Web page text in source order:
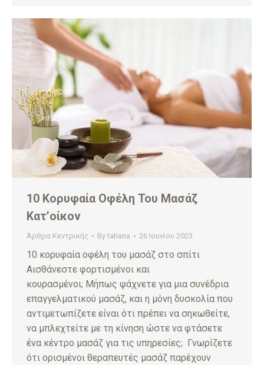
10 Κορυφαία Οφέλη Του Μασάζ
Κατ’οίκον
Άρθρα Κεντρικής Bytatiana 26 Ιουνίου 2023
10 κορυφαία οφέλη του μασάζ στο σπίτι
Αισθάνεστε φορτισμένοι και
κουρασμένοι; Μήπως ψάχνετε για μια συνέδρια
επαγγελματικού μασάζ, και η μόνη δυσκολία που
αντιμετωπίζετε είναι ότι πρέπει να σηκωθείτε,
να μπλεχτείτε με τη κίνηση ώστε να φτάσετε
ένα κέντρο μασάζ για τις υπηρεσίες; Γνωρίζετε
ότι ορισμένοι θεραπευτές μασάζ παρέχουν